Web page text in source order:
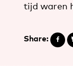
tijd waren
Share: